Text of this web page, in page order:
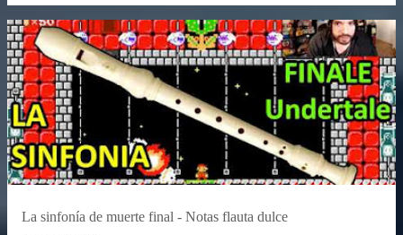
La sinfonía de muerte final - Notas flauta dulce